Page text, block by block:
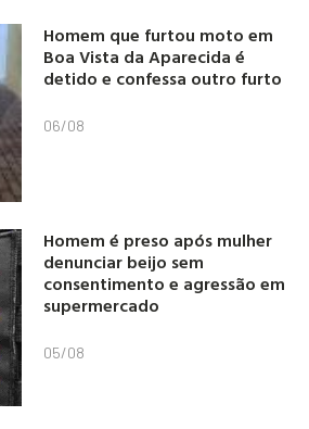
Homem que furtou moto em
Boa Vista da Aparecida é
detido e confessa outro furto
06/08
Homem é preso após mulher
denunciar beijo sem
consentimento e agressão em
supermercado
05/08